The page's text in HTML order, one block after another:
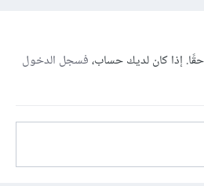
إذا كان لديك حساب،فسجل الدخول